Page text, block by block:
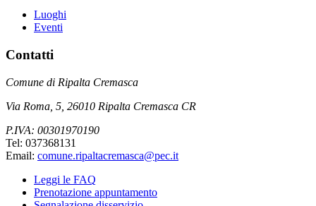
Luoghi
Eventi
Contatti
Comune di Ripalta Cremasca
Via Roma, 5, 26010 Ripalta Cremasca CR
P.IVA: 00301970190
Tel: 037368131
Email: comune.ripaltacremasca@pec.it
Leggi le FAQ
Prenotazione appuntamento